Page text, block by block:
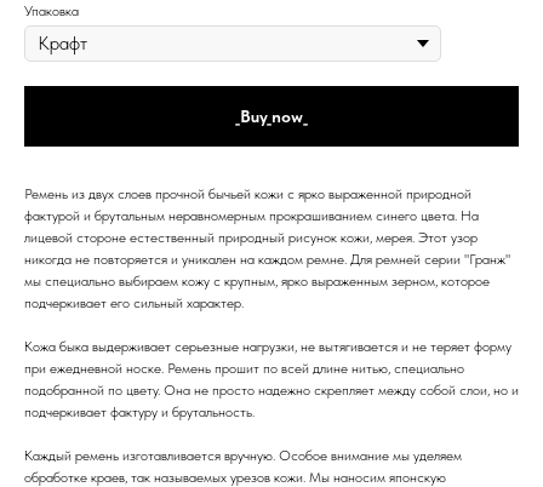
Упаковка
_Buy_now_
Ремень из двух слоев прочной бычьей кожи с ярко выраженной природной
фактурой и брутальным неравномерным прокрашиванием синего цвета. На
лицевой стороне естественный природный рисунок кожи, мерея. Этот узор
никогда не повторяется и уникален на каждом ремне. Для ремней серии "Гранж"
мы специально выбираем кожу с крупным, ярко выраженным зерном, которое
подчеркивает его сильный характер.
Кожа быка выдерживает серьезные нагрузки, не вытягивается и не теряет форму
при ежедневной носке. Ремень прошит по всей длине нитью, специально
подобранной по цвету. Она не просто надежно скрепляет между собой слои, но и
подчеркивает фактуру и брутальность.
Каждый ремень изготавливается вручную. Особое внимание мы уделяем
обработке краев, так называемых урезов кожи. Мы наносим японскую